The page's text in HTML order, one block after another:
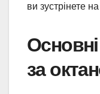
ви зустрінете
за